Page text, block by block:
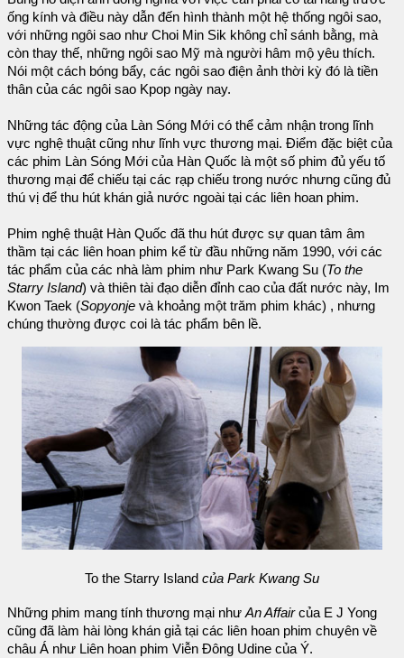
ống kính và điều này dẫn đến hình thành một hệ thống ngôi sao,
với những ngôi sao như Choi Min Sik không chỉ sánh bằng, mà
còn thay thế, những ngôi sao Mỹ mà người hâm mộ yêu thích.
Nói một cách bóng bẩy, các ngôi sao điện ảnh thời kỳ đó là tiền
thân của các ngôi sao Kpop ngày nay.
Những tác động của Làn Sóng Mới có thể cảm nhận trong lĩnh
vực nghệ thuật cũng như lĩnh vực thương mại. Điểm đặc biệt của
các phim Làn Sóng Mới của Hàn Quốc là một số phim đủ yếu tố
thương mại để chiếu tại các rạp chiếu trong nước nhưng cũng đủ
thú vị để thu hút khán giả nước ngoài tại các liên hoan phim.
Phim nghệ thuật Hàn Quốc đã thu hút được sự quan tâm âm
thầm tại các liên hoan phim kể từ đầu những năm 1990, với các
tác phẩm của các nhà làm phim như Park Kwang Su (To the
Starry Island) và thiên tài đạo diễn đỉnh cao của đất nước này, Im
Kwon Taek (Sopyonje và khoảng một trăm phim khác) , nhưng
chúng thường được coi là tác phẩm bên lề.
To the Starry Island của Park Kwang Su
Những phim mang tính thương mại như An Affaircủa E J Yong
cũng đã làm hài lòng khán giả tại các liên hoan phim chuyên về
châu Á như Liên hoan phim Viễn Đông Udine của Ý.